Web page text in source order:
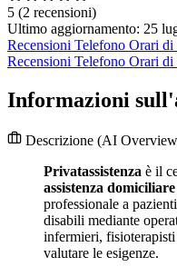
5 (2 recensioni)
Ultimo aggiornamento: 25
Recensioni Telefono Orari di
Recensioni Telefono Orari di
Informazioni
Descrizione (AI
Privatassistenza è il
assistenza domiciliare
professionale a
disabili mediante
infermieri,
valutare le esigenze.